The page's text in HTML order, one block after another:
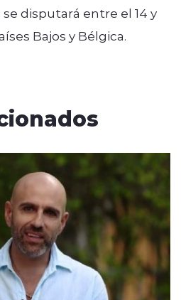
disputará entre el 14 y
Bajos y Bélgica.